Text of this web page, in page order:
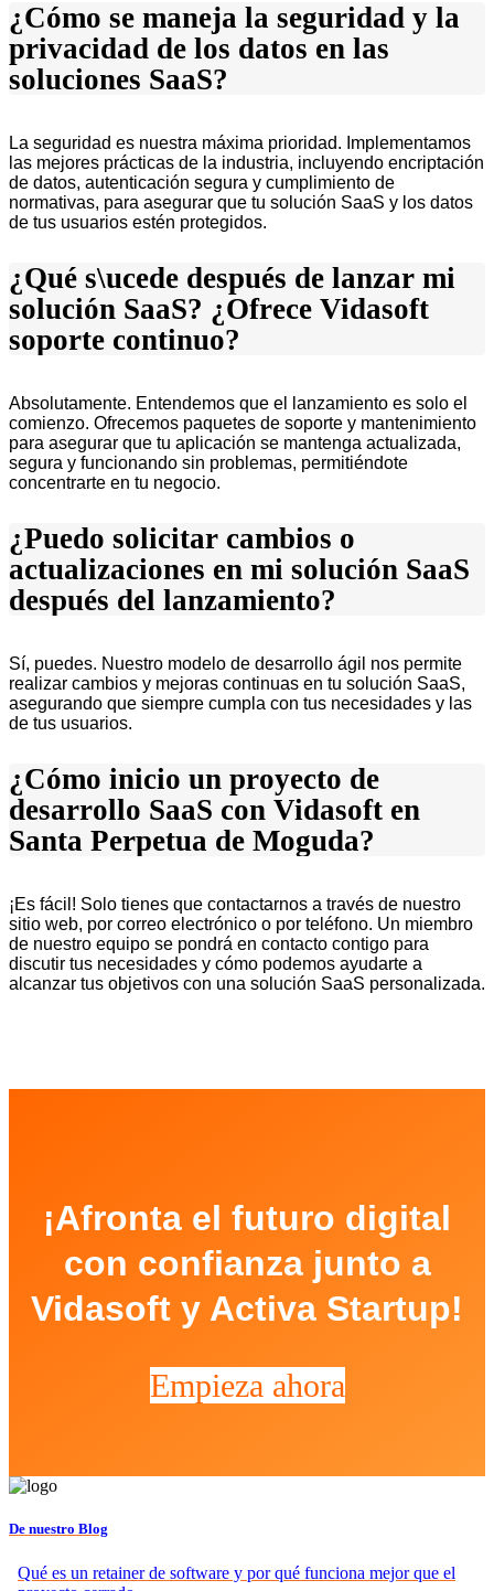
¿Cómo se maneja la seguridad y la
privacidad de los datos en las
soluciones SaaS?
La seguridad es nuestra máxima prioridad. Implementamos
las mejores prácticas de la industria, incluyendo encriptación
de datos, autenticación segura y cumplimiento de
normativas, para asegurar que tu solución SaaS y los datos
de tus usuarios estén protegidos.
¿Qué s\ucede después de lanzar mi
solución SaaS? ¿Ofrece Vidasoft
soporte continuo?
Absolutamente. Entendemos que el lanzamiento es solo el
comienzo. Ofrecemos paquetes de soporte y mantenimiento
para asegurar que tu aplicación se mantenga actualizada,
segura y funcionando sin problemas, permitiéndote
concentrarte en tu negocio.
¿Puedo solicitar cambios o
actualizaciones en mi solución SaaS
después del lanzamiento?
Sí, puedes. Nuestro modelo de desarrollo ágil nos permite
realizar cambios y mejoras continuas en tu solución SaaS,
asegurando que siempre cumpla con tus necesidades y las
de tus usuarios.
¿Cómo inicio un proyecto de
desarrollo SaaS con Vidasoft en
Santa Perpetua de Moguda?
¡Es fácil! Solo tienes que contactarnos a través de nuestro
sitio web, por correo electrónico o por teléfono. Un miembro
de nuestro equipo se pondrá en contacto contigo para
discutir tus necesidades y cómo podemos ayudarte a
alcanzar tus objetivos con una solución SaaS personalizada.
¡Afronta el futuro digital
con confianza junto a
Vidasoft y Activa Startup!
Empieza ahora
De nuestro Blog
Qué es un retainer de software y por qué funciona mejor que el